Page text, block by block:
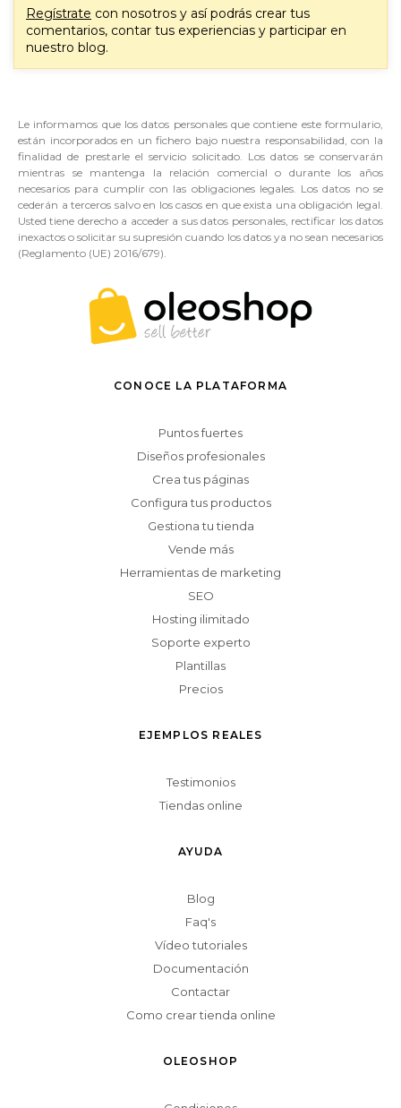
Regístrate con nosotros y así podrás crear tus
comentarios, contar tus experiencias y participar en
nuestro blog.
Le informamos que los datos personales que contiene este formulario,
están incorporados en un fichero bajo nuestra responsabilidad, con la
finalidad de prestarle el servicio solicitado. Los datos se conservarán
mientras se mantenga la relación comercial o durante los años
necesarios para cumplir con las obligaciones legales. Los datos no se
cederán a terceros salvo en los casos en que exista una obligación legal.
Usted tiene derecho a acceder a sus datos personales, rectificar los datos
inexactos o solicitar su supresión cuando los datos ya no sean necesarios
(Reglamento (UE) 2016/679).
CONOCE LA PLATAFORMA
Puntos fuertes
Diseños profesionales
Crea tus páginas
Configura tus productos
Gestiona tu tienda
Vende más
Herramientas de marketing
SEO
Hosting ilimitado
Soporte experto
Plantillas
Precios
EJEMPLOS REALES
Testimonios
Tiendas online
AYUDA
Blog
Faq's
Vídeo tutoriales
Documentación
Contactar
Como crear tienda online
OLEOSHOP